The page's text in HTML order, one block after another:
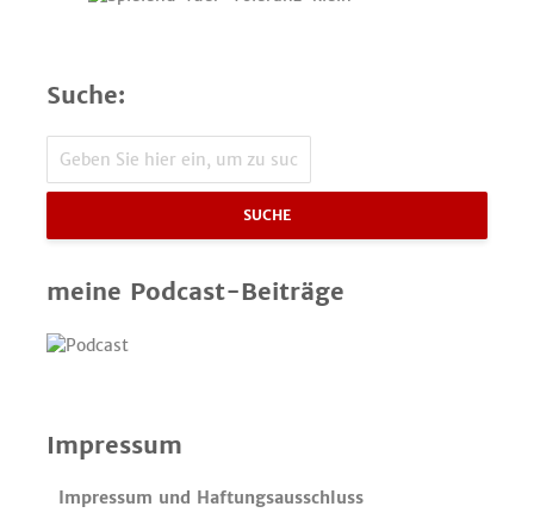
Suche:
SUCHE
meine Podcast-Beiträge
Impressum
Impressum und Haftungsausschluss